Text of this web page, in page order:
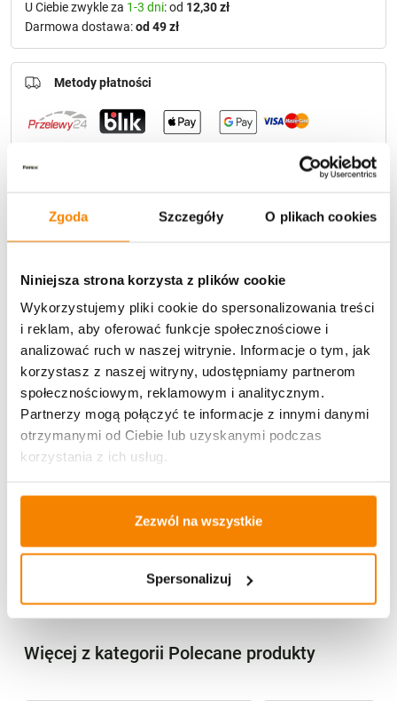
Zgoda Szczegóły O plikach cookies
Niniejsza strona korzysta z plików cookie
Wykorzystujemy pliki cookie do spersonalizowania treści
i reklam, aby oferować funkcje społecznościowe i
analizować ruch w naszej witrynie. Informacje o tym, jak
korzystasz z naszej witryny, udostępniamy partnerom
społecznościowym, reklamowym i analitycznym.
Partnerzy mogą połączyć te informacje z innymi danymi
otrzymanymi od Ciebie lub uzyskanymi podczas
korzystania z ich usług.
Zezwól na wszystkie
Spersonalizuj
Potrzebujesz większą ilość? Zapraszamy do naszej
U Ciebie zwykle za 1-3 dni: od 12,30 zł
Darmowa dostawa:od 49 zł
Metody płatności
Polecamy:
Gałązka iglasta świąteczna dekoracyjna K104 (50cm)
4,48
Więcej z kategorii Polecane produkty